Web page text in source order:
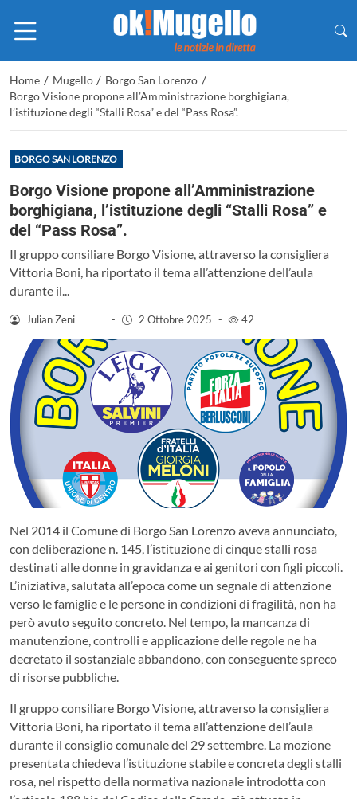
Home / Mugello / Borgo San Lorenzo /
Borgo Visione propone all’Amministrazione borghigiana,
l’istituzione degli “Stalli Rosa” e del “Pass Rosa”.
BORGO SAN LORENZO
Borgo Visione propone all’Amministrazione
borghigiana, l’istituzione degli “Stalli Rosa” e
del “Pass Rosa”.
Il gruppo consiliare Borgo Visione, attraverso la consigliera
Vittoria Boni, ha riportato il tema all’attenzione dell’aula
durante il...
Julian Zeni - 2 Ottobre 2025 - 42
Nel 2014 il Comune di Borgo San Lorenzo aveva annunciato,
con deliberazione n. 145, l’istituzione di cinque stalli rosa
destinati alle donne in gravidanza e ai genitori con figli piccoli.
L’iniziativa, salutata all’epoca come un segnale di attenzione
verso le famiglie e le persone in condizioni di fragilità, non ha
però avuto seguito concreto. Nel tempo, la mancanza di
manutenzione, controlli e applicazione delle regole ne ha
decretato il sostanziale abbandono, con conseguente spreco
di risorse pubbliche.
Il gruppo consiliare Borgo Visione, attraverso la consigliera
Vittoria Boni, ha riportato il tema all’attenzione dell’aula
durante il consiglio comunale del 29 settembre. La mozione
presentata chiedeva l’istituzione stabile e concreta degli stalli
rosa, nel rispetto della normativa nazionale introdotta con